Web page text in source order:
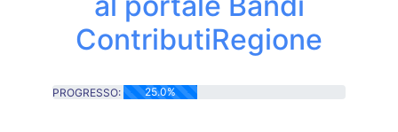
ContributiRegione
PROGRESSO: 25.0%
25.0% Complete